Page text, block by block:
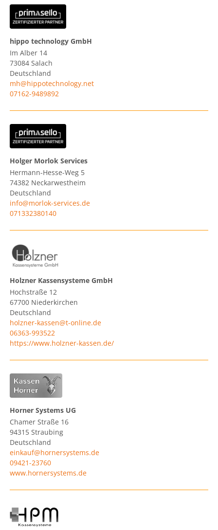
hippo technology GmbH
Im Alber 14
73084 Salach
Deutschland
mh@hippotechnology.net
07162-9489892
Holger Morlok Services
Hermann-Hesse-Weg 5
74382 Neckarwestheim
Deutschland
info@morlok-services.de
071332380140
Holzner Kassensysteme GmbH
Hochstraße 12
67700 Niederkirchen
Deutschland
holzner-kassen@t-online.de
06363-993522
https://www.holzner-kassen.de/
Horner Systems UG
Chamer Straße 16
94315 Straubing
Deutschland
einkauf@hornersystems.de
09421-23760
www.hornersystems.de